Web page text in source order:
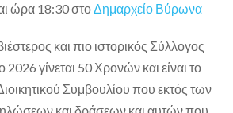
ώρα 18:30 στοΔημαρχείο Βύρωνα
και πιο ιστορικός Σύλλογος
γίνεται 50 Χρονών και είναι το
Συμβουλίου που εκτός των
και δράσεων και αυτών που